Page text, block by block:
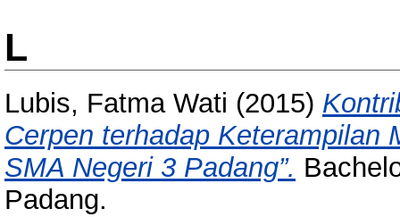
L
Lubis, Fatma Wati (2015)
Cerpen terhadap Keterampilan
SMA Negeri 3 Padang”.
Padang.